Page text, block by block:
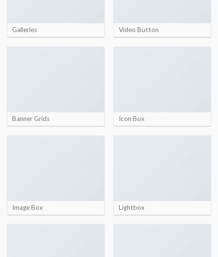
Galleries Video Button
Banner Grids Icon Box
Image Box Lightbox